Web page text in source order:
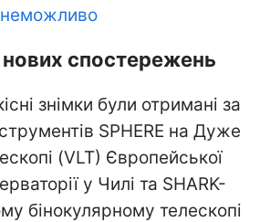
неможливо
нових спостережень
знімки були отримані за
SPHERE на Дуже
(VLT) Європейської
у Чилі та SHARK-
бінокулярному телескопі